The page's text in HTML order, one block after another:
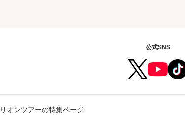
公式SNS
オンツアーの特集ページ